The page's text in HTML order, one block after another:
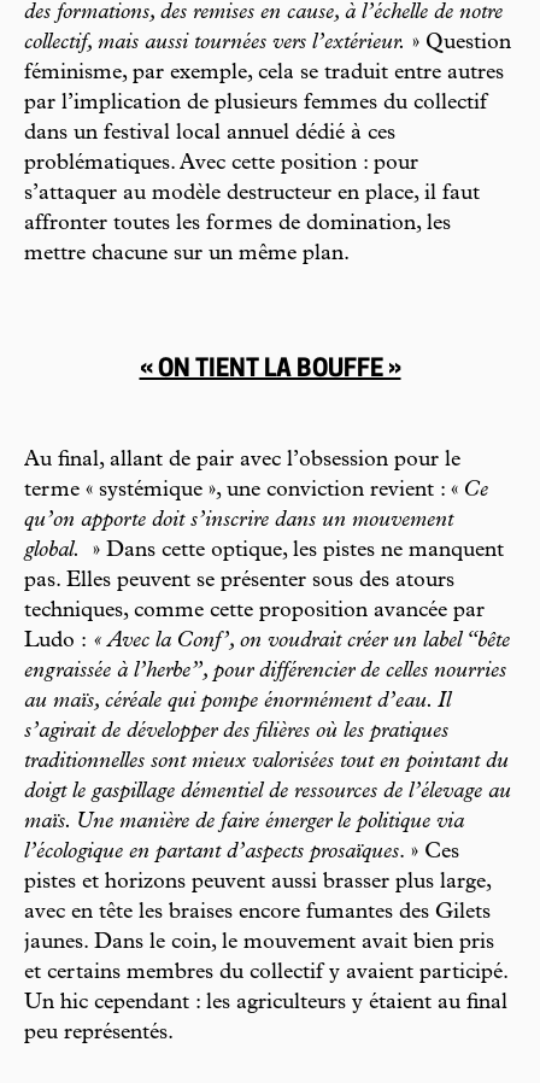
des formations, des remises en cause, à l’échelle de notre
collectif, mais aussi tournées vers l’extérieur. » Question
féminisme, par exemple, cela se traduit entre autres
par l’implication de plusieurs femmes du collectif
dans un festival local annuel dédié à ces
problématiques. Avec cette position : pour
s’attaquer au modèle destructeur en place, il faut
affronter toutes les formes de domination, les
mettre chacune sur un même plan.
« ON TIENT LA BOUFFE »
Au final, allant de pair avec l’obsession pour le
terme « systémique », une conviction revient : « Ce
qu’on apporte doit s’inscrire dans un mouvement
global.
» Dans cette optique, les pistes ne manquent
pas. Elles peuvent se présenter sous des atours
techniques, comme cette proposition avancée par
Ludo : « Avec la Conf’, on voudrait créer un label “bête
engraissée à l’herbe”, pour différencier de celles nourries
au maïs, céréale qui pompe énormément d’eau. Il
s’agirait de développer des filières où les pratiques
traditionnelles sont mieux valorisées tout en pointant du
doigt le gaspillage démentiel de ressources de l’élevage au
maïs. Une manière de faire émerger le politique via
l’écologique en partant d’aspects prosaïques. » Ces
pistes et horizons peuvent aussi brasser plus large,
avec en tête les braises encore fumantes des Gilets
jaunes. Dans le coin, le mouvement avait bien pris
et certains membres du collectif y avaient participé.
Un hic cependant : les agriculteurs y étaient au final
peu représentés.